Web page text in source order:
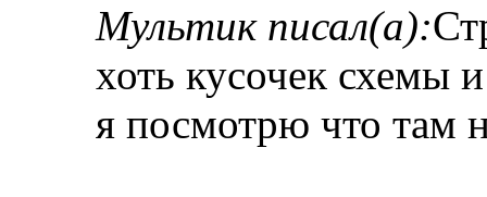
Мультик писал(а):
хоть кусочек схемы
я посмотрю что там